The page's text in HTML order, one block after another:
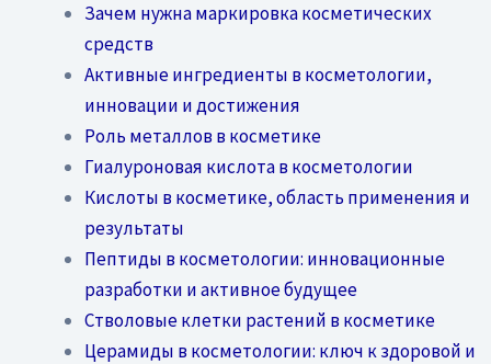
Зачем нужна маркировка косметических
средств
Активные ингредиенты в косметологии,
инновации и достижения
Роль металлов в косметике
Гиалуроновая кислота в косметологии
Кислоты в косметике, область применения и
результаты
Пептиды в косметологии: инновационные
разработки и активное будущее
Стволовые клетки растений в косметике
Церамиды в косметологии: ключ к здоровой и